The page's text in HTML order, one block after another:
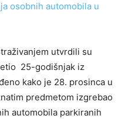
osobnih automobila u
utvrdili su
25-godišnjak iz
kako je 28. prosinca u
predmetom izgrebao
automobila parkiranih